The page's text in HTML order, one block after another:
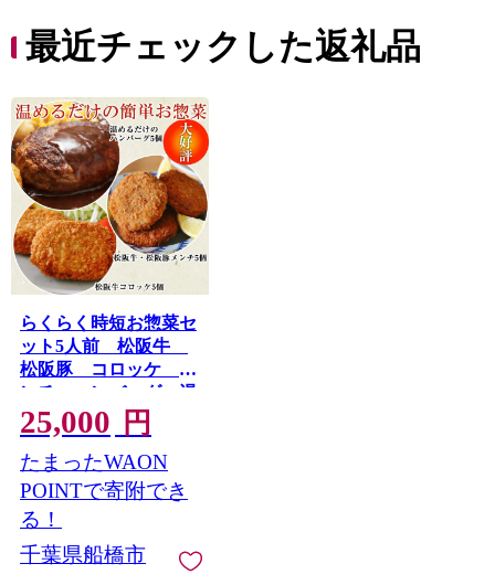
最近チェックした返礼品
らくらく時短お惣菜セ
ット5人前 松阪牛
松阪豚 コロッケ メ
ンチ ハンバーグ 湯
煎 A5ランク 雌
牛 焼肉やまと やま
とダイニング
25,000 円
たまったWAON
POINTで寄附でき
る！
千葉県船橋市